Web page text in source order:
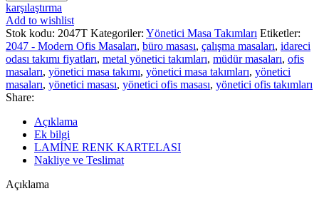
karşılaştırma
Add to wishlist
Stok kodu: 2047T Kategoriler: Yönetici Masa Takımları Etiketler:
2047 - Modern Ofis Masaları, büro masası, çalışma masaları, idareci
odası takımı fiyatları, metal yönetici takımları, müdür masaları, ofis
masaları, yönetici masa takımı, yönetici masa takımları, yönetici
masaları, yönetici masası, yönetici ofis masası, yönetici ofis takımları
Share:
Açıklama
Ek bilgi
LAMİNE RENK KARTELASI
Nakliye ve Teslimat
Açıklama